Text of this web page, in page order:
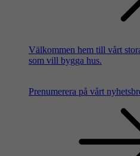
Välkommen hem till vårt
som vill bygga hus.
Prenumerera på vårt